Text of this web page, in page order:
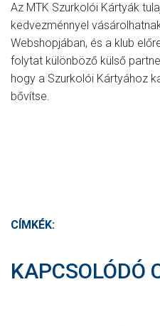
Az MTK Szurkolói Kártyák
kedvezménnyel
Webshopjában, és a klub
folytat különböző külső
hogy a Szurkolói Kártyához
bővítse.
CÍMKÉK:
KAPCSOLÓDÓ